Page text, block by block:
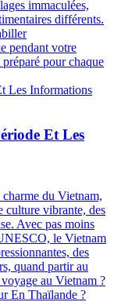
immaculées,
différents.
pendant votre
pour chaque
Et Les
du Vietnam,
culture vibrante, des
Avec pas moins
le Vietnam
des
quand partir au
au Vietnam ?